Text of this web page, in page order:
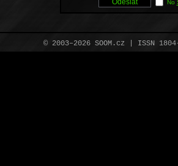
No
© 2003–2026 SOOM.cz | ISSN